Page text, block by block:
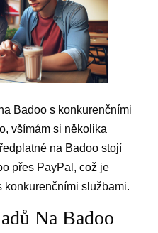
Badoo s konkurenčními
všímám si několika
na Badoo stojí
přes PayPal, což je
konkurenčními službami.
Na Badoo